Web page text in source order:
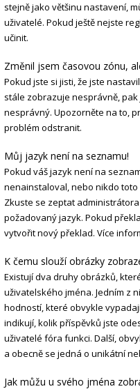
stejně jako většinu nastavení,
uživatelé. Pokud ještě nejste
učinit.
Změnil jsem časovou zónu,
Pokud jste si jisti, že jste
stále zobrazuje nesprávně,
nesprávný. Upozorněte na to,
problém odstranit.
Můj jazyk není na seznamu!
Pokud váš jazyk není na
nenainstaloval, nebo nikdo
Zkuste se zeptat
požadovaný jazyk. Pokud
vytvořit nový překlad. Více
K čemu slouží obrázky
Existují dva druhy obrázků,
uživatelského jména. Jedním z
hodností, které obvykle
indikují, kolik příspěvků jste
uživatelé fóra funkci. Další,
a obecně se jedná o unikátní
Jak můžu u svého jména